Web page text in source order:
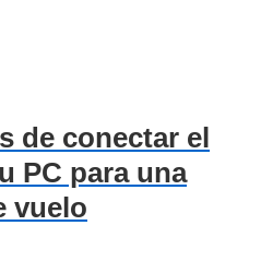
de conectar el
PC para una
vuelo